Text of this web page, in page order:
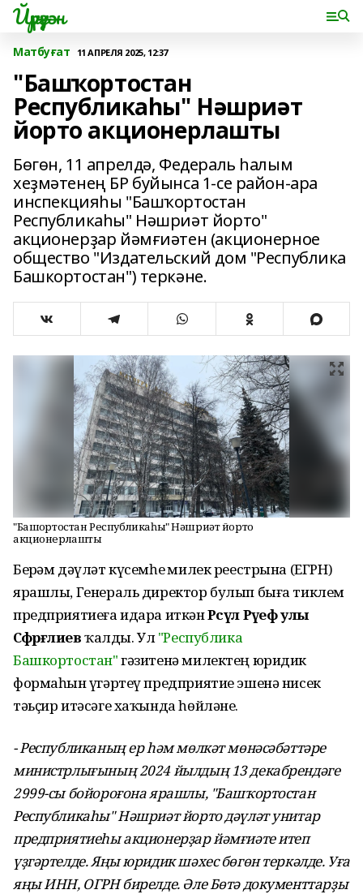
Йүрүҙән
Матбуғат 11 АПРЕЛЯ 2025, 12:37
"Башҡортостан
Республикаһы" Нәшриәт
йорто акционерлашты
Бөгөн, 11 апрелдә, Федераль һалым
хеҙмәтенең БР буйынса 1-се район-ара
инспекцияһы "Башҡортостан
Республикаһы" Нәшриәт йорто"
акционерҙар йәмғиәтен (акционерное
общество "Издательский дом "Республика
Башкортостан") теркәне.
"Башҡортостан Республикаһы" Нәшриәт йорто
акционерлашты
Берҙәм дәүләт күсемһеҙ милек реестрына (ЕГРН)
ярашлы, Генераль директор булып быға тиклем
предприятиеға идара иткәнРәсүл Рәүеф улы
Сәфәрғәлиевҡалды. Ул"Республика
Башкортостан"гәзитенә милектең юридик
формаһын үҙгәртеү предприятие эшенә нисек
тәьҫир итәсәге хаҡында һөйләне.
- Республиканың ер һәм мөлкәт мөнәсәбәттәре
министрлығының 2024 йылдың 13 декабрендәге
2999-сы бойороғона ярашлы, "Башҡортостан
Республикаһы" Нәшриәт йорто дәүләт унитар
предприятиеһы акционерҙар йәмғиәте итеп
үҙгәртелде. Яңы юридик шәхес бөгөн теркәлде. Уға
яңы ИНН, ОГРН бирелде. Әле Бөтә документтарҙы